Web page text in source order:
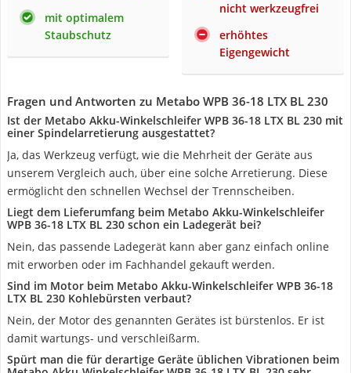
mit optimalem
Staubschutz
nicht werkzeugfrei
erhöhtes
Eigengewicht
Fragen und Antworten zu Metabo WPB 36-18 LTX BL 230
Ist der Metabo Akku-Winkelschleifer WPB 36-18 LTX BL 230 mit
einer Spindelarretierung ausgestattet?
Ja, das Werkzeug verfügt, wie die Mehrheit der Geräte aus
unserem Vergleich auch, über eine solche Arretierung. Diese
ermöglicht den schnellen Wechsel der Trennscheiben.
Liegt dem Lieferumfang beim Metabo Akku-Winkelschleifer
WPB 36-18 LTX BL 230 schon ein Ladegerät bei?
Nein, das passende Ladegerät kann aber ganz einfach online
mit erworben oder im Fachhandel gekauft werden.
Sind im Motor beim Metabo Akku-Winkelschleifer WPB 36-18
LTX BL 230 Kohlebürsten verbaut?
Nein, der Motor des genannten Gerätes ist bürstenlos. Er ist
damit wartungs- und verschleißarm.
Spürt man die für derartige Geräte üblichen Vibrationen beim